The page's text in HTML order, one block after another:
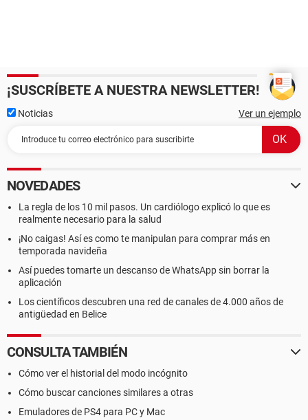
¡SUSCRÍBETE A NUESTRA NEWSLETTER!
Noticias Ver un ejemplo
NOVEDADES
La regla de los 10 mil pasos. Un cardiólogo explicó lo que es
realmente necesario para la salud
¡No caigas! Así es como te manipulan para comprar más en
temporada navideña
Así puedes tomarte un descanso de WhatsApp sin borrar la
aplicación
Los científicos descubren una red de canales de 4.000 años de
antigüedad en Belice
CONSULTA TAMBIÉN
Cómo ver el historial del modo incógnito
Cómo buscar canciones similares a otras
Emuladores de PS4 para PC y Mac